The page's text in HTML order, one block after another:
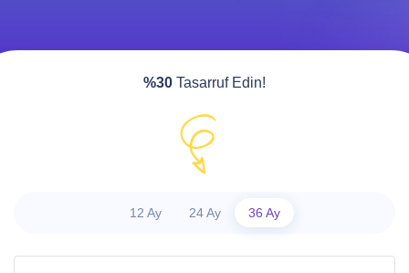
%30 Tasarruf Edin!
12 Ay 24 Ay 36 Ay